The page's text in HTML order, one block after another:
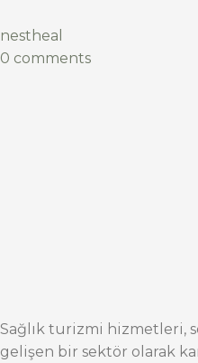
nestheal
0 comments
Sağlık turizmi hizmetleri,
gelişen bir sektör olarak